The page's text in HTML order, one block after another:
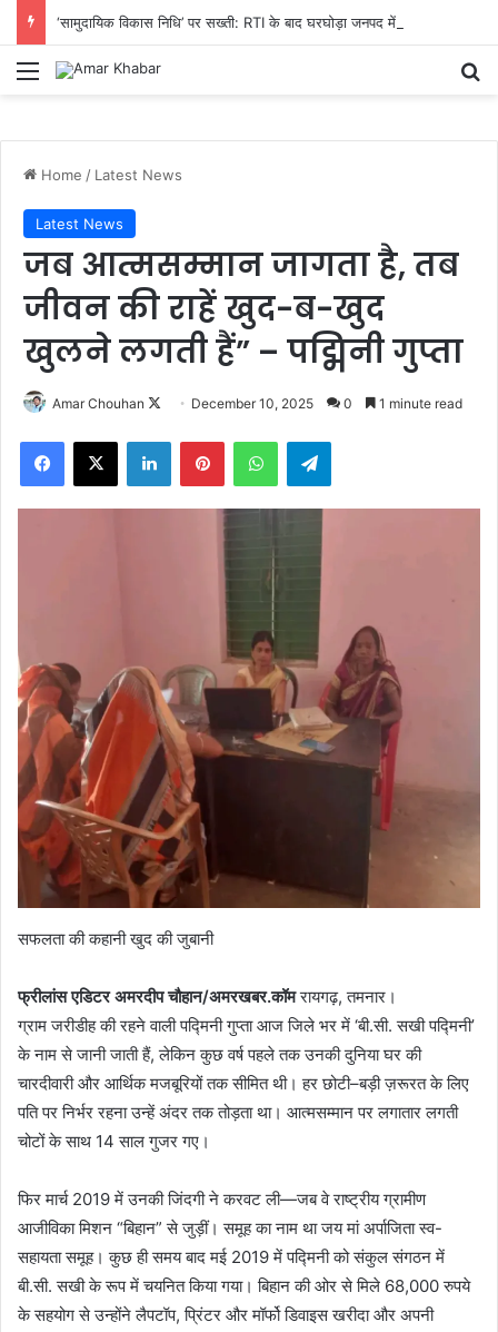
Menu
Home / Latest News
Latest News
जब आत्मसम्मान जागता है, तब
जीवन की राहें खुद-ब-खुद
खुलने लगती हैं” – पद्मिनी गुप्ता
Amar Chouhan
FollowDecember 10, 2025 0 1 minute read
Facebook
X LinkedInPinterestWhatsAppTelegram
सफलता की कहानी खुद की जुबानी
फ्रीलांस एडिटर अमरदीप चौहान/अमरखबर.कॉमरायगढ़, तमनार।
ग्राम जरीडीह की रहने वाली पद्मिनी गुप्ता आज जिले भर में ‘बी.सी. सखी पद्मिनी’
के नाम से जानी जाती हैं, लेकिन कुछ वर्ष पहले तक उनकी दुनिया घर की
चारदीवारी और आर्थिक मजबूरियों तक सीमित थी। हर छोटी–बड़ी ज़रूरत के लिए
पति पर निर्भर रहना उन्हें अंदर तक तोड़ता था। आत्मसम्मान पर लगातार लगती
चोटों के साथ 14 साल गुजर गए।
फिर मार्च 2019 में उनकी जिंदगी ने करवट ली—जब वे राष्ट्रीय ग्रामीण
आजीविका मिशन “बिहान” से जुड़ीं। समूह का नाम था जय मां अर्पाजिता स्व-
सहायता समूह। कुछ ही समय बाद मई 2019 में पद्मिनी को संकुल संगठन में
बी.सी. सखी के रूप में चयनित किया गया। बिहान की ओर से मिले 68,000 रुपये
के सहयोग से उन्होंने लैपटॉप, प्रिंटर और मॉर्फो डिवाइस खरीदा और अपनी